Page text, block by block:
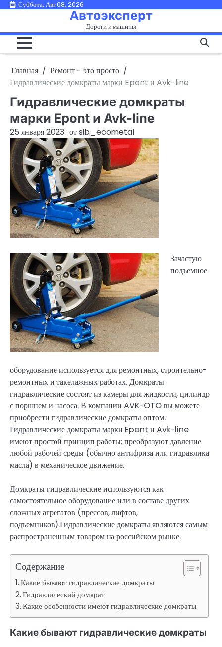
ПерейтиСуббота, Авг 08, 2026
Автоэксперт
Дороги и машины
Главная
Ремонт - это просто
Гидравлические домкраты марки Epont и Avk-line
Гидравлические домкраты
марки Epont и Avk-line
25 января 2023 отsib_ecometal
Зачастую
подъемное
оборудование используется для ремонтных, строительно-
ремонтных и такелажных работах. Домкраты
гидравлические состоят из камеры для жидкости, цилиндр
с поршнем и насоса. В компании AVK-OTO вы можете
приобрести гидравлические домкраты оптом.
Гидравлические домкраты марки Epont и Avk-line
имеют простой принцип работы: преобразуют давление
любой рабочей среды (обычно антифриза или гидравлика
масла) в механическое движение.
Домкраты гидравлические используются как
самостоятельное оборудование или в составе других
сложных агрегатов (прессов, лифтов,
подъемников).Гидравлические домкраты являются самым
распространенным товаром на российском рынке.
Содержание
Какие бывают гидравлические домкраты
Гидравлический домкрат
Какие особенности имеют гидравлические домкраты.
Какие бывают гидравлические домкраты